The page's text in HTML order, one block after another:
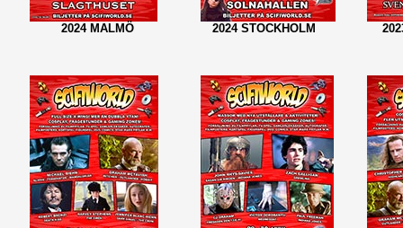
2024 MALMÖ 2024 STOCKHOLM